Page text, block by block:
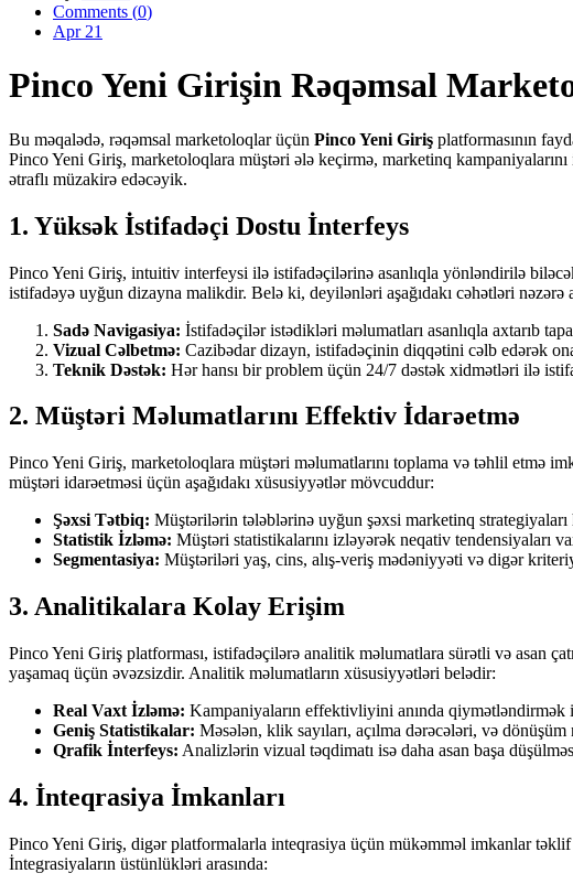
Comments (0)
Apr 21
Pinco Yeni Girişin Rəqəmsal
Bu məqalədə, rəqəmsal marketoloqlar üçün Pinco Yeni Giriş platformasının
Pinco Yeni Giriş, marketoloqlara müştəri ələ keçirmə, marketinq
ətraflı müzakirə edəcəyik.
1. Yüksək İstifadəçi Dostu İnterfeys
Pinco Yeni Giriş, intuitiv interfeysi ilə istifadəçilərinə asanlıqla yönləndirilə
istifadəyə uyğun dizayna malikdir. Belə ki, deyilənləri aşağıdakı cəhətləri nəzərə
Sadə Navigasiya: İstifadəçilər istədikləri məlumatları asanlıqla axtarıb
Vizual Cəlbetmə: Cazibədar dizayn, istifadəçinin diqqətini cəlb edərək
Teknik Dəstək: Hər hansı bir problem üçün 24/7 dəstək xidmətləri ilə
2. Müştəri Məlumatlarını Effektiv İdarəetmə
Pinco Yeni Giriş, marketoloqlara müştəri məlumatlarını toplama və təhlil etmə
müştəri idarəetməsi üçün aşağıdakı xüsusiyyətlər mövcuddur:
Şəxsi Tətbiq: Müştərilərin tələblərinə uyğun şəxsi marketinq strategiyaları
Statistik İzləmə: Müştəri statistikalarını izləyərək neqativ tendensiyaları
Segmentasiya: Müştəriləri yaş, cins, alış-veriş mədəniyyəti və digər
3. Analitikalara Kolay Erişim
Pinco Yeni Giriş platforması, istifadəçilərə analitik məlumatlara sürətli və asan
yaşamaq üçün əvəzsizdir. Analitik məlumatların xüsusiyyətləri belədir:
Real Vaxt İzləmə: Kampaniyaların effektivliyini anında qiymətləndirmək
Geniş Statistikalar: Məsələn, klik sayıları, açılma dərəcələri, və
Qrafik İnterfeys: Analizlərin vizual təqdimatı isə daha asan başa
4. İnteqrasiya İmkanları
Pinco Yeni Giriş, digər platformalarla inteqrasiya üçün mükəmməl imkanlar
İntegrasiyaların üstünlükləri arasında: